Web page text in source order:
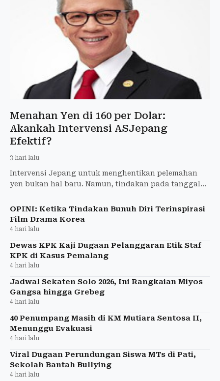
Menahan Yen di 160 per Dolar:
Akankah Intervensi ASJepang
Efektif?
3 hari lalu
Intervensi Jepang untuk menghentikan pelemahan
yen bukan hal baru. Namun, tindakan pada tanggal
tidak lagi ha
OPINI: Ketika Tindakan Bunuh Diri Terinspirasi
Film Drama Korea
4 hari lalu
Dewas KPK Kaji Dugaan Pelanggaran Etik Staf
KPK di Kasus Pemalang
4 hari lalu
Jadwal Sekaten Solo 2026, Ini Rangkaian Miyos
Gangsa hingga Grebeg
4 hari lalu
40 Penumpang Masih di KM Mutiara Sentosa II,
Menunggu Evakuasi
4 hari lalu
Viral Dugaan Perundungan Siswa MTs di Pati,
Sekolah Bantah Bullying
4 hari lalu